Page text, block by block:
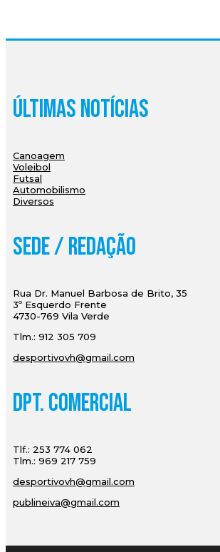
Últimas Notícias
Canoagem
Voleibol
Futsal
Automobilismo
Diversos
Sede / Redação
Rua Dr. Manuel Barbosa de Brito, 35
3º Esquerdo Frente
4730-769 Vila Verde
Tlm.: 912 305 709
desportivovh@gmail.com
Dpt. Comercial
Tlf.: 253 774 062
Tlm.: 969 217 759
desportivovh@gmail.com
publineiva@gmail.com